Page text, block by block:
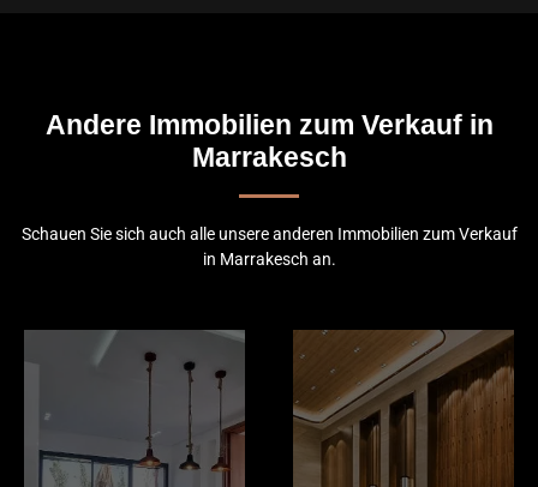
Andere Immobilien zum Verkauf in
Marrakesch
Schauen Sie sich auch alle unsere anderen Immobilien zum Verkauf
in Marrakesch an.